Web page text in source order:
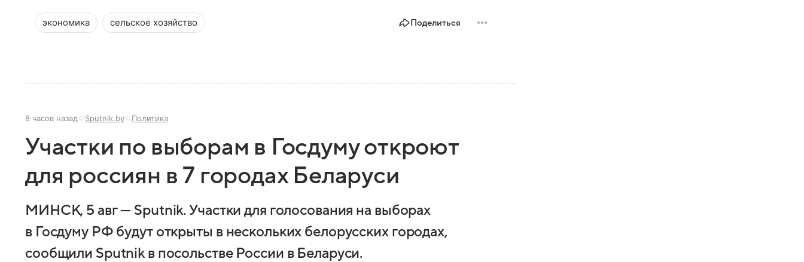
экономика сельское хозяйство Поделиться
8 часов назад Sputnik.by Политика
Участки по выборам в Госдуму откроют
для россиян в 7 городах Беларуси
МИНСК, 5 авг — Sputnik. Участки для голосования на выборах
в Госдуму РФ будут открыты в нескольких белорусских городах,
сообщили Sputnik в посольстве России в Беларуси.